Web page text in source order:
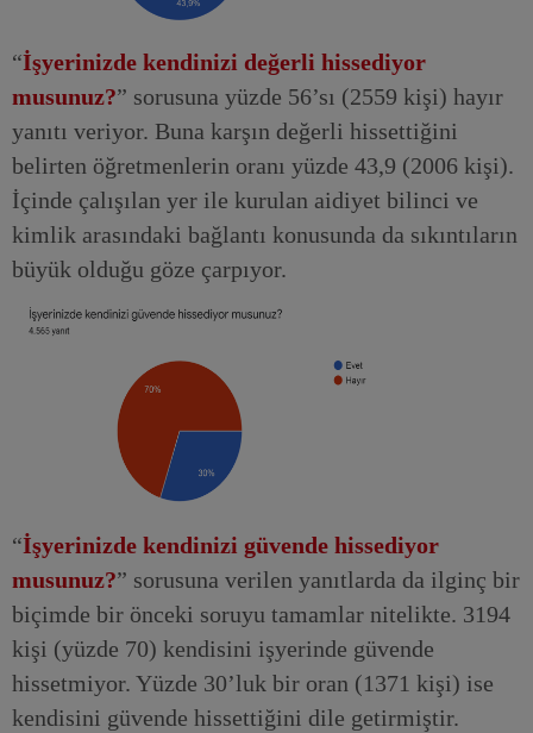
“İşyerinizde kendinizi değerli hissediyor
musunuz?” sorusuna yüzde 56’sı (2559 kişi) hayır
yanıtı veriyor. Buna karşın değerli hissettiğini
belirten öğretmenlerin oranı yüzde 43,9 (2006 kişi).
İçinde çalışılan yer ile kurulan aidiyet bilinci ve
kimlik arasındaki bağlantı konusunda da sıkıntıların
büyük olduğu göze çarpıyor.
“İşyerinizde kendinizi güvende hissediyor
musunuz?” sorusuna verilen yanıtlarda da ilginç bir
biçimde bir önceki soruyu tamamlar nitelikte. 3194
kişi (yüzde 70) kendisini işyerinde güvende
hissetmiyor. Yüzde 30’luk bir oran (1371 kişi) ise
kendisini güvende hissettiğini dile getirmiştir.